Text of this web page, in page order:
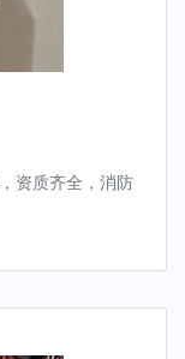
资质齐全，消防